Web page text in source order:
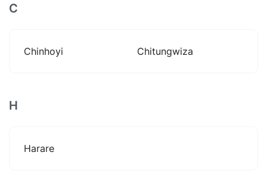
C
Chinhoyi Chitungwiza
H
Harare